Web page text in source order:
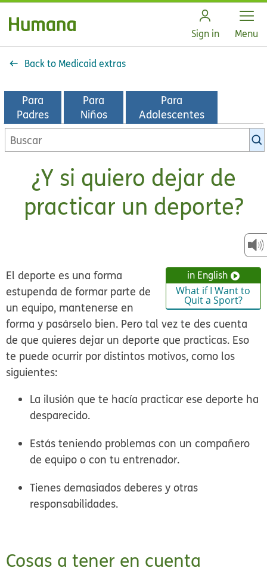
Sign in Open
Menu
Back to Medicaid extras
Para
Padres
Para
Niños
Para
Adolescentes
Buscar
en
biblioteca
KidsHealth
¿Y si quiero dejar de
practicar un deporte?
in English
What if I Want to
Quit a Sport?
El deporte es una forma
estupenda de formar parte de
un equipo, mantenerse en
forma y pasárselo bien. Pero tal vez te des cuenta
de que quieres dejar un deporte que practicas. Eso
te puede ocurrir por distintos motivos, como los
siguientes:
La ilusión que te hacía practicar ese deporte ha
desparecido.
Estás teniendo problemas con un compañero
de equipo o con tu entrenador.
Tienes demasiados deberes y otras
responsabilidades.
Cosas a tener en cuenta